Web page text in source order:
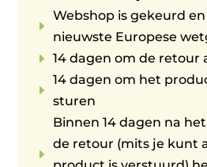
E
Webshop is gekeurd
nieuwste Europese
E 14 dagen om de retour
E
14 dagen om het
sturen
E
Binnen 14 dagen na
de retour (mits je kunt